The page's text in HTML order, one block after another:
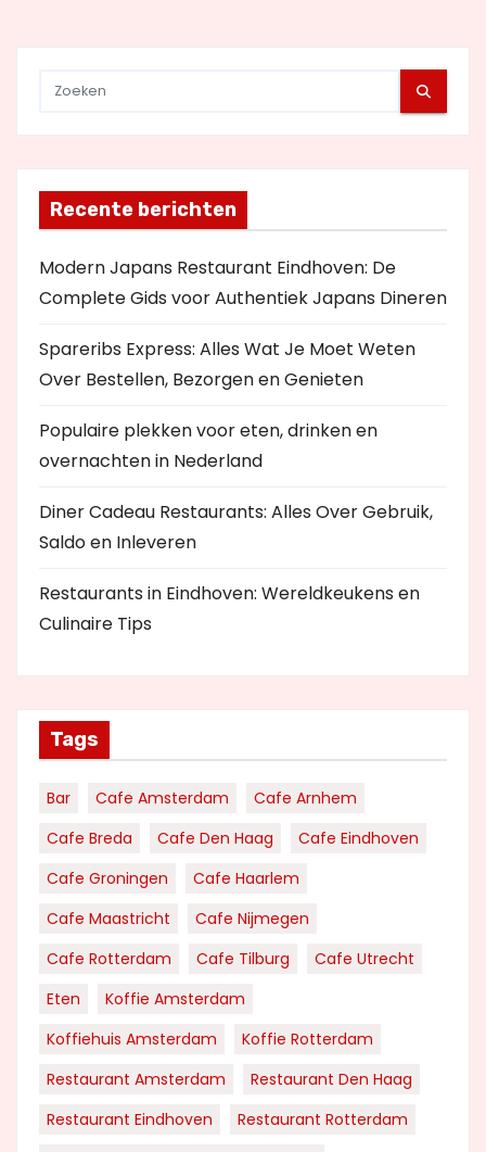
Recente berichten
Modern Japans Restaurant Eindhoven: De
Complete Gids voor Authentiek Japans Dineren
Spareribs Express: Alles Wat Je Moet Weten
Over Bestellen, Bezorgen en Genieten
Populaire plekken voor eten, drinken en
overnachten in Nederland
Diner Cadeau Restaurants: Alles Over Gebruik,
Saldo en Inleveren
Restaurants in Eindhoven: Wereldkeukens en
Culinaire Tips
Tags
Bar Cafe Amsterdam
Cafe Arnhem
Cafe Breda
Cafe Den Haag
Cafe Eindhoven
Cafe Groningen
Cafe Haarlem
Cafe Maastricht
Cafe Nijmegen
Cafe Rotterdam
Cafe Tilburg
Cafe Utrecht
Eten
Koffie Amsterdam
Koffiehuis Amsterdam
Koffie Rotterdam
Restaurant Amsterdam
Restaurant Den Haag
Restaurant Eindhoven
Restaurant Rotterdam